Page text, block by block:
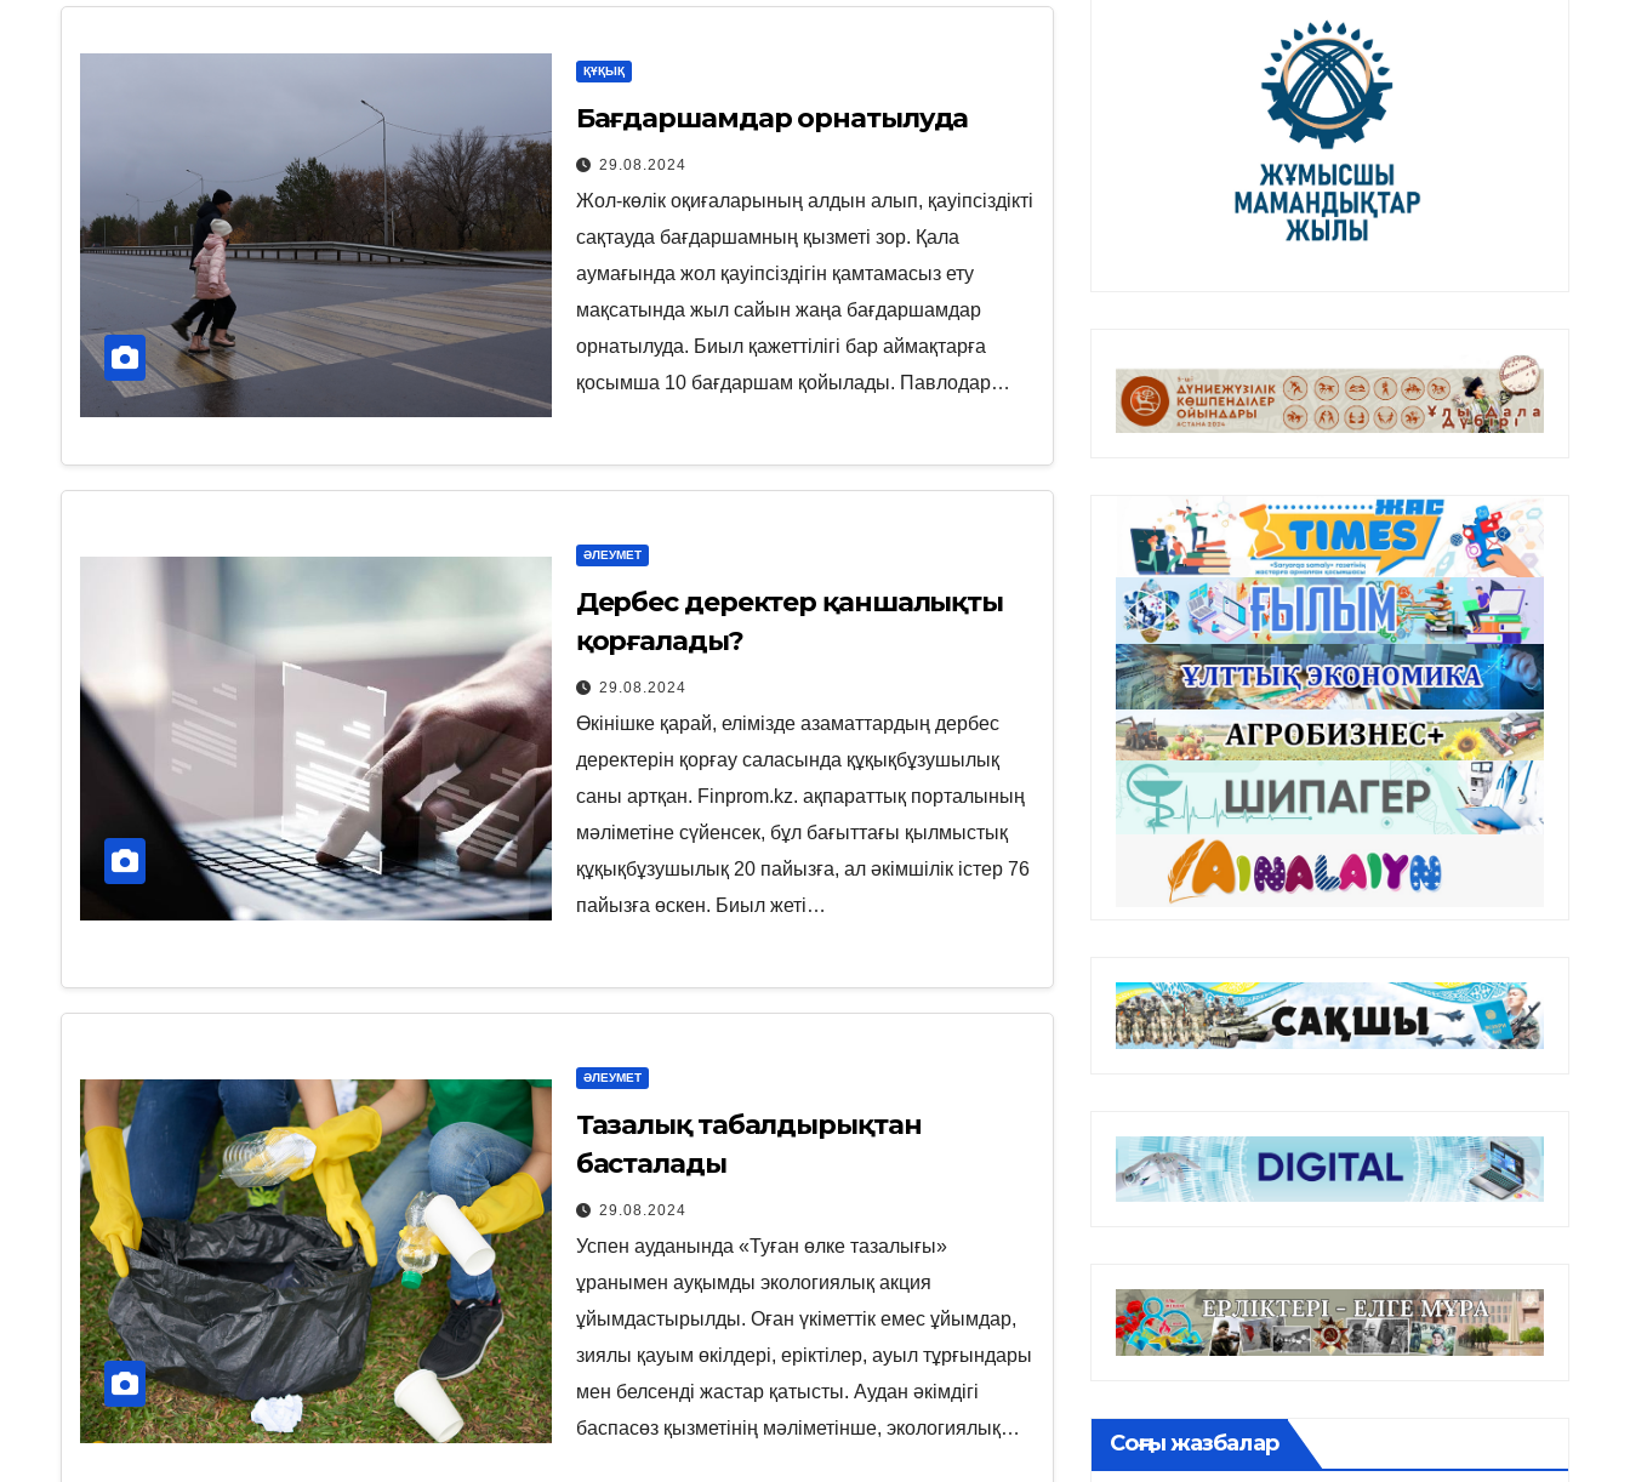
ҚҰҚЫҚ
Бағдаршамдар орнатылуда
29.08.2024
Жол-көлік оқиғаларының алдын алып, қауіпсіздікті
сақтауда бағдаршамның қызметі зор. Қала
аумағында жол қауіпсіздігін қамтамасыз ету
мақсатында жыл сайын жаңа бағдаршамдар
орнатылуда. Биыл қажеттілігі бар аймақтарға
қосымша 10 бағдаршам қойылады. Павлодар…
ӘЛЕУМЕТ
Дербес деректер қаншалықты
қорғалады?
29.08.2024
Өкінішке қарай, елімізде азаматтардың дербес
деректерін қорғау саласында құқықбұзушылық
саны артқан. Finprom.kz. ақпараттық порталының
мәліметіне сүйенсек, бұл бағыттағы қылмыстық
құқықбұзушылық 20 пайызға, ал әкімшілік істер 76
пайызға өскен. Биыл жеті…
ӘЛЕУМЕТ
Тазалық табалдырықтан
басталады
29.08.2024
Успен ауданында «Туған өлке тазалығы»
ұранымен ауқымды экологиялық акция
ұйымдастырылды. Оған үкіметтік емес ұйымдар,
зиялы қауым өкілдері, еріктілер, ауыл тұрғындары
мен белсенді жастар қатысты. Аудан әкімдігі
баспасөз қызметінің мәліметінше, экологиялық…
Соңғы жазбалар